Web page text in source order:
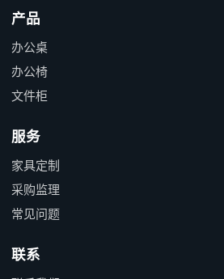
产品
办公桌
办公椅
文件柜
服务
家具定制
采购监理
常见问题
联系